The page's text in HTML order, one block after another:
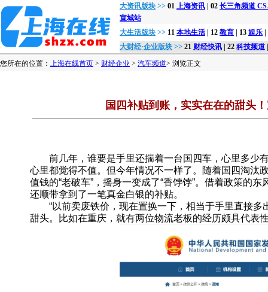
大资讯版块 >> 01 上海资讯 | 02 长三角频道
宣城站
大生活版块 >> 11 本地生活 | 12 教育 | 13 娱乐
大财经·企业版块 >> 21 财经快讯 | 22 科技频道
您所在的位置： 上海在线首页 > 财经企业 > 汽车频道> 浏览正文
国四补贴到账，实实在在的甜头
前几年，谁要是手里还揣着一台国四车，心里多少有
心里都觉得不值。但今年情况不一样了。随着国四淘汰
值钱的“老破车”，摇身一变成了“香饽饽”。借着政策的
还顺带拿到了一笔真金白银的补贴。
“以前卖废铁价，现在置换一下，相当于手里直接多
甜头。比如在重庆，就有两位物流老板的经历颇具代表